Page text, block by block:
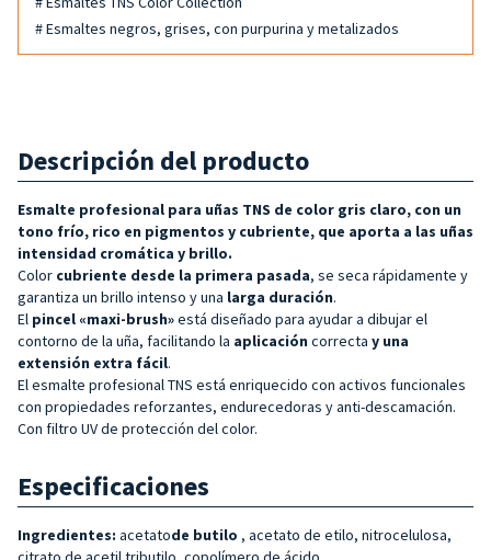
# Esmaltes negros, grises, con purpurina y metalizados
Descripción del producto
Esmalte profesional para uñas TNS de color gris claro, con un
tono frío, rico en pigmentos y cubriente, que aporta a las uñas
intensidad cromática y brillo.
Color cubriente desde la primera pasada, se seca rápidamente y
garantiza un brillo intenso y una larga duración.
El pincel «maxi-brush»está diseñado para ayudar a dibujar el
contorno de la uña, facilitando la aplicación correcta y una
extensión extra fácil.
El esmalte profesional TNS está enriquecido con activos funcionales
con propiedades reforzantes, endurecedoras y anti-descamación.
Con filtro UV de protección del color.
Especificaciones
Ingredientes: acetatode butilo , acetato de etilo, nitrocelulosa,